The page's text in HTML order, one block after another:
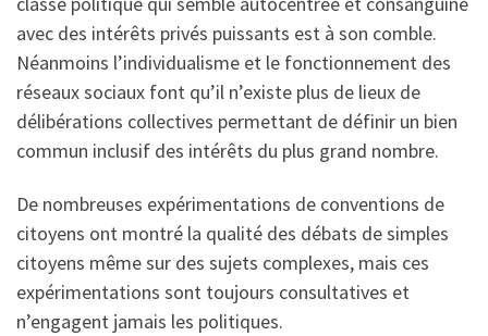
avec des intérêts privés puissants est à son comble.
Néanmoins l’individualisme et le fonctionnement des
réseaux sociaux font qu’il n’existe plus de lieux de
délibérations collectives permettant de définir un bien
commun inclusif des intérêts du plus grand nombre.
De nombreuses expérimentations de conventions de
citoyens ont montré la qualité des débats de simples
citoyens même sur des sujets complexes, mais ces
expérimentations sont toujours consultatives et
n’engagent jamais les politiques.